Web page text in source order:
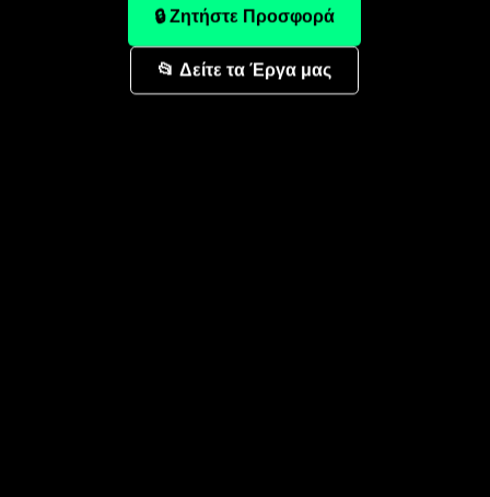
🔒 Ζητήστε Προσφορά
📂 Δείτε τα Έργα μας